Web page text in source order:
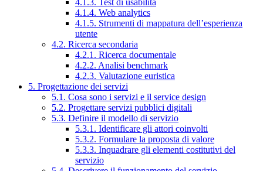
4.1.3. Test di usabilità
4.1.4. Web analytics
4.1.5. Strumenti di mappatura dell’esperienza
utente
4.2. Ricerca secondaria
4.2.1. Ricerca documentale
4.2.2. Analisi benchmark
4.2.3. Valutazione euristica
5. Progettazione dei servizi
5.1. Cosa sono i servizi e il service design
5.2. Progettare servizi pubblici digitali
5.3. Definire il modello di servizio
5.3.1. Identificare gli attori coinvolti
5.3.2. Formulare la proposta di valore
5.3.3. Inquadrare gli elementi costitutivi del
servizio